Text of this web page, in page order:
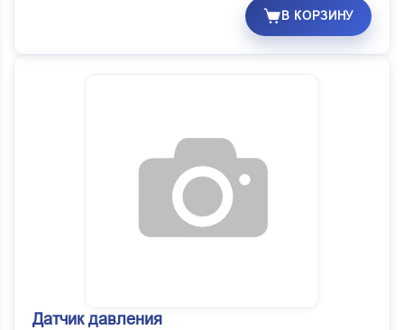
В КОРЗИНУ
Датчик давления